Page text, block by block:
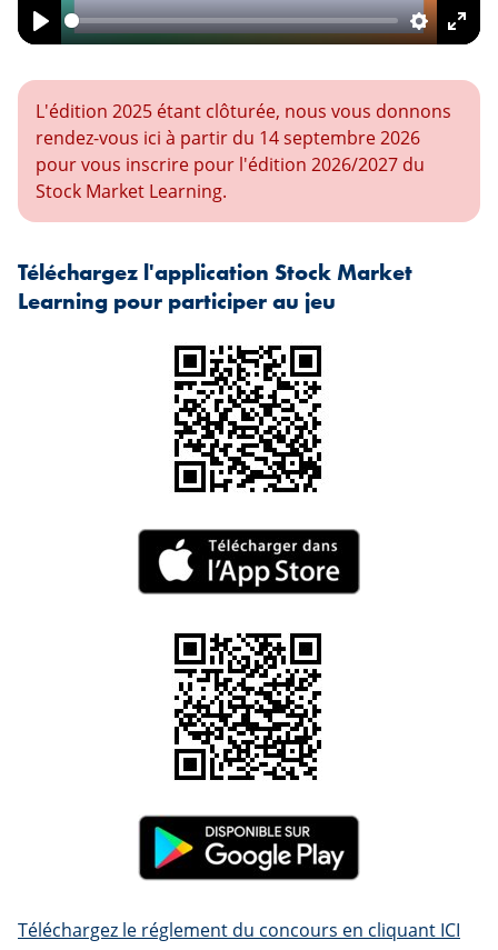
Play Settings
L'édition 2025 étant clôturée, nous vous donnons
rendez-vous ici à partir du 14 septembre 2026
pour vous inscrire pour l'édition 2026/2027 du
Stock Market Learning.
Téléchargez l'application Stock Market
Learning pour participer au jeu
Téléchargez le réglement du concours en cliquant ICI